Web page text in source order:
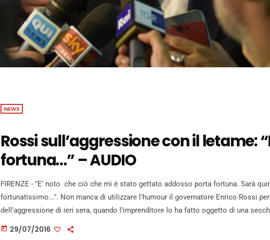
NEWS
Rossi sull’aggressione con il letame:
fortuna…” – AUDIO
FIRENZE - "E' noto che ciò che mi è stato gettato addosso porta fortuna. Sarà
fortunatissimo...". Non manca di utilizzare l'humour il governatore Enrico Rossi
dell'aggressione di ieri sera, quando l'imprenditore lo ha fatto oggetto di una
Non scherza però il presidente toscano quando parla dell'episodio come frutto di
today 29/07/2016